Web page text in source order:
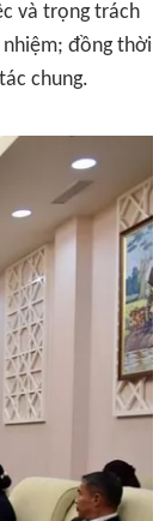
và trọng trách
nhiệm; đồng thời
chung.